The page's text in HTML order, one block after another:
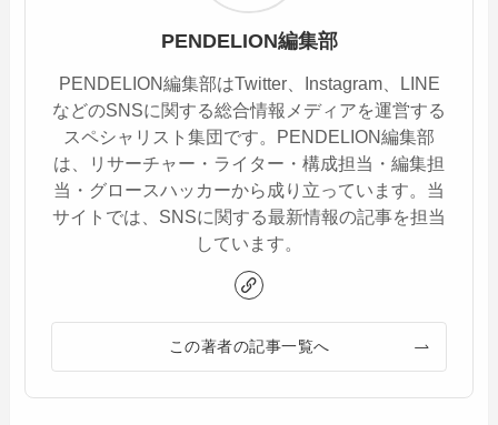
PENDELION編集部
PENDELION編集部はTwitter、Instagram、LINE
などのSNSに関する総合情報メディアを運営する
スペシャリスト集団です。PENDELION編集部
は、リサーチャー・ライター・構成担当・編集担
当・グロースハッカーから成り立っています。当
サイトでは、SNSに関する最新情報の記事を担当
しています。
この著者の記事一覧へ